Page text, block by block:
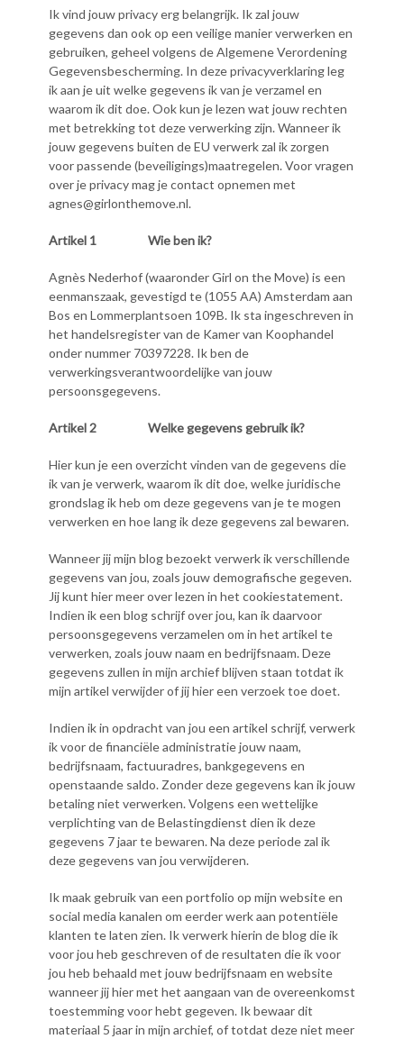
Ik vind jouw privacy erg belangrijk. Ik zal jouw
gegevens dan ook op een veilige manier verwerken en
gebruiken, geheel volgens de Algemene Verordening
Gegevensbescherming. In deze privacyverklaring leg
ik aan je uit welke gegevens ik van je verzamel en
waarom ik dit doe. Ook kun je lezen wat jouw rechten
met betrekking tot deze verwerking zijn. Wanneer ik
jouw gegevens buiten de EU verwerk zal ik zorgen
voor passende (beveiligings)maatregelen. Voor vragen
over je privacy mag je contact opnemen met
agnes@girlonthemove.nl.
Artikel 1 Wie ben ik?
Agnès Nederhof (waaronder Girl on the Move) is een
eenmanszaak, gevestigd te (1055 AA) Amsterdam aan
Bos en Lommerplantsoen 109B. Ik sta ingeschreven in
het handelsregister van de Kamer van Koophandel
onder nummer 70397228. Ik ben de
verwerkingsverantwoordelijke van jouw
persoonsgegevens.
Artikel 2 Welke gegevens gebruik ik?
Hier kun je een overzicht vinden van de gegevens die
ik van je verwerk, waarom ik dit doe, welke juridische
grondslag ik heb om deze gegevens van je te mogen
verwerken en hoe lang ik deze gegevens zal bewaren.
Wanneer jij mijn blog bezoekt verwerk ik verschillende
gegevens van jou, zoals jouw demografische gegeven.
Jij kunt hier meer over lezen in het cookiestatement.
Indien ik een blog schrijf over jou, kan ik daarvoor
persoonsgegevens verzamelen om in het artikel te
verwerken, zoals jouw naam en bedrijfsnaam. Deze
gegevens zullen in mijn archief blijven staan totdat ik
mijn artikel verwijder of jij hier een verzoek toe doet.
Indien ik in opdracht van jou een artikel schrijf, verwerk
ik voor de financiële administratie jouw naam,
bedrijfsnaam, factuuradres, bankgegevens en
openstaande saldo. Zonder deze gegevens kan ik jouw
betaling niet verwerken. Volgens een wettelijke
verplichting van de Belastingdienst dien ik deze
gegevens 7 jaar te bewaren. Na deze periode zal ik
deze gegevens van jou verwijderen.
Ik maak gebruik van een portfolio op mijn website en
social media kanalen om eerder werk aan potentiële
klanten te laten zien. Ik verwerk hierin de blog die ik
voor jou heb geschreven of de resultaten die ik voor
jou heb behaald met jouw bedrijfsnaam en website
wanneer jij hier met het aangaan van de overeenkomst
toestemming voor hebt gegeven. Ik bewaar dit
materiaal 5 jaar in mijn archief, of totdat deze niet meer